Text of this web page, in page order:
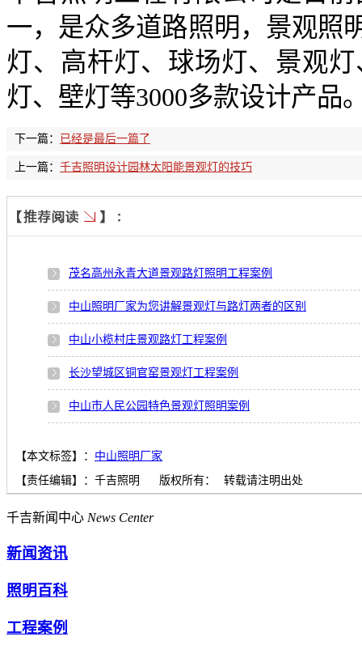
一，是众多道路照明，景观照
灯、高杆灯、球场灯、景观
灯、壁灯等3000多款设计产品
下一篇： 已经是最后一篇了
上一篇： 千吉照明设计园林太阳能景观灯的技巧
茂名高州永青大道景观路灯照明工程案例
中山照明厂家为您讲解景观灯与路灯两者的区别
中山小榄村庄景观路灯工程案例
长沙望城区铜官窑景观灯工程案例
中山市人民公园特色景观灯照明案例
【本文标签】： 中山照明厂家
【责任编辑】： 千吉照明 版权所有： 转载请注明出处
千吉新闻中心 News Center
新闻资讯
照明百科
工程案例